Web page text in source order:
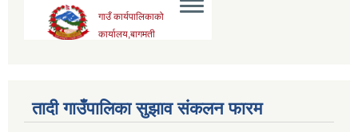
तादी गाउँपालिका सुझाव संकलन फारम